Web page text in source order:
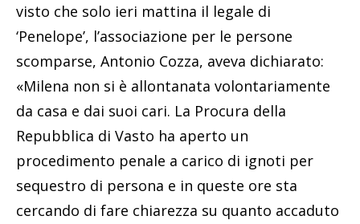
visto che solo ieri mattina il legale di
‘Penelope’, l’associazione per le persone
scomparse, Antonio Cozza, aveva dichiarato:
«Milena non si è allontanata volontariamente
da casa e dai suoi cari. La Procura della
Repubblica di Vasto ha aperto un
procedimento penale a carico di ignoti per
sequestro di persona e in queste ore sta
cercando di fare chiarezza su quanto accaduto